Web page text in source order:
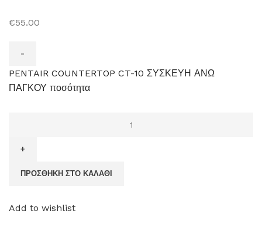
€55.00
PENTAIR COUNTERTOP CT-10 ΣΥΣΚΕΥΗ ΑΝΩ
ΠΑΓΚΟΥ ποσότητα
ΠΡΟΣΘΉΚΗ ΣΤΟ ΚΑΛΆΘΙ
Add to wishlist